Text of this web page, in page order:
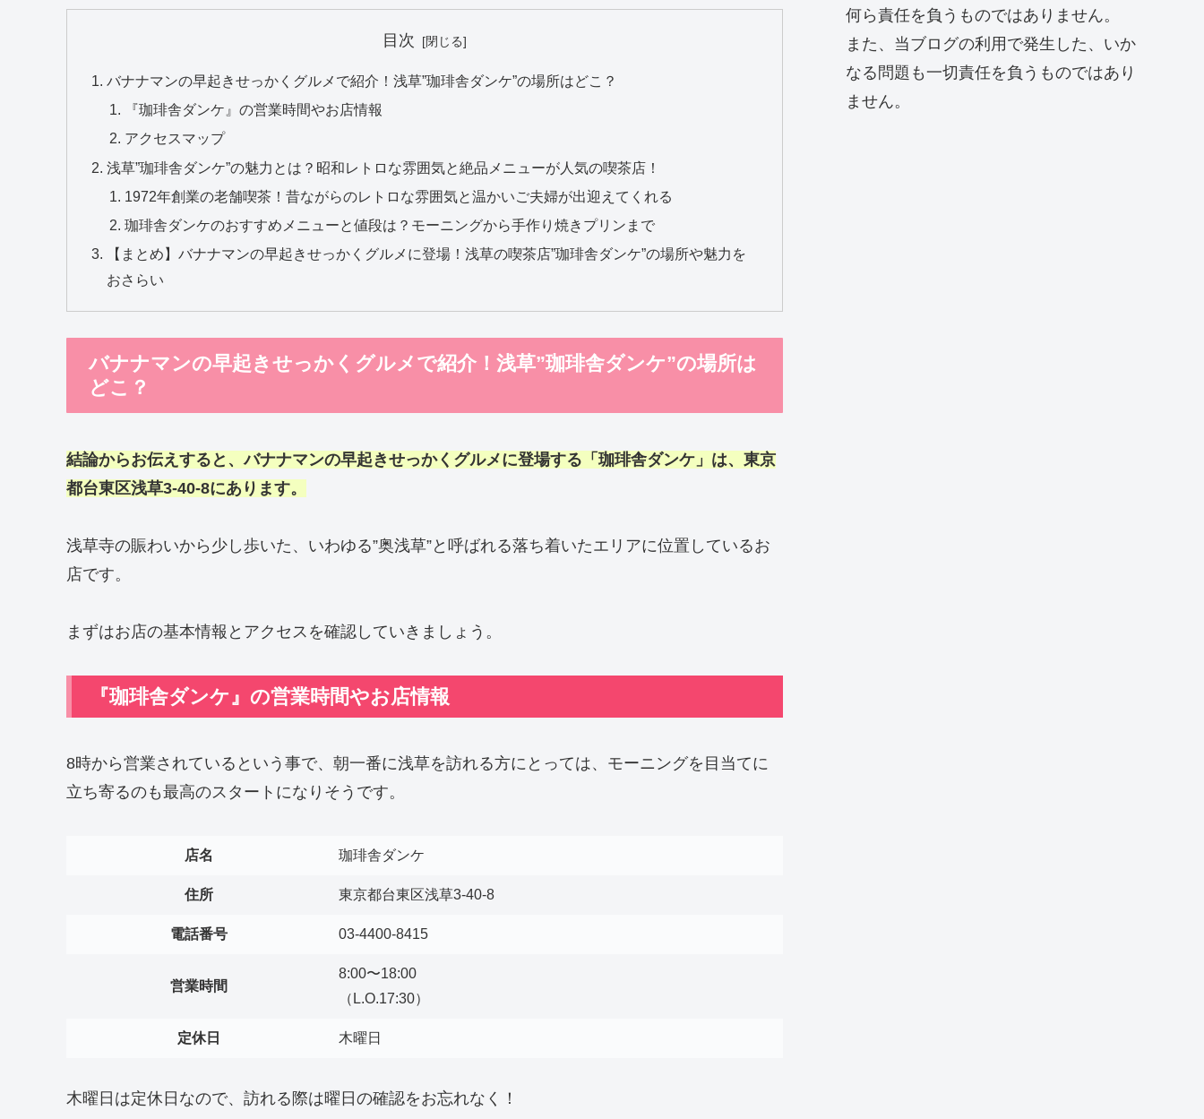
目次
バナナマンの早起きせっかくグルメで紹介！浅草”珈琲舎ダンケ”の場所はどこ？
『珈琲舎ダンケ』の営業時間やお店情報
アクセスマップ
浅草”珈琲舎ダンケ”の魅力とは？昭和レトロな雰囲気と絶品メニューが人気の喫茶店！
1972年創業の老舗喫茶！昔ながらのレトロな雰囲気と温かいご夫婦が出迎えてくれる
珈琲舎ダンケのおすすめメニューと値段は？モーニングから手作り焼きプリンまで
【まとめ】バナナマンの早起きせっかくグルメに登場！浅草の喫茶店”珈琲舎ダンケ”の場所や魅力を
おさらい
バナナマンの早起きせっかくグルメで紹介！浅草”珈琲舎ダンケ”の場所は
どこ？
結論からお伝えすると、バナナマンの早起きせっかくグルメに登場する「珈琲舎ダンケ」は、東京
都台東区浅草3-40-8にあります。
浅草寺の賑わいから少し歩いた、いわゆる”奥浅草”と呼ばれる落ち着いたエリアに位置しているお
店です。
まずはお店の基本情報とアクセスを確認していきましょう。
『珈琲舎ダンケ』の営業時間やお店情報
8時から営業されているという事で、朝一番に浅草を訪れる方にとっては、モーニングを目当てに
立ち寄るのも最高のスタートになりそうです。
店名 珈琲舎ダンケ
住所 東京都台東区浅草3-40-8
電話番号 03-4400-8415
営業時間
8:00〜18:00
（L.O.17:30）
定休日 木曜日
木曜日は定休日なので、訪れる際は曜日の確認をお忘れなく！
何ら責任を負うものではありません。
また、当ブログの利用で発生した、いか
なる問題も一切責任を負うものではあり
ません。